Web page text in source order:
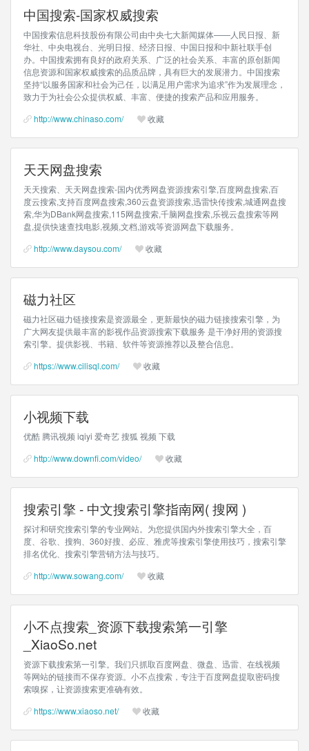
中国搜索-国家权威搜索
中国搜索信息科技股份有限公司由中央七大新闻媒体——人民日报、新
华社、中央电视台、光明日报、经济日报、中国日报和中新社联手创
办。中国搜索拥有良好的政府关系、广泛的社会关系、丰富的原创新闻
信息资源和国家权威搜索的品质品牌，具有巨大的发展潜力。中国搜索
坚持“以服务国家和社会为己任，以满足用户需求为追求”作为发展理念，
致力于为社会公众提供权威、丰富、便捷的搜索产品和应用服务。
http://www.chinaso.com/
收藏
天天网盘搜索
天天搜索、天天网盘搜索-国内优秀网盘资源搜索引擎,百度网盘搜索,百
度云搜索,支持百度网盘搜索,360云盘资源搜索,迅雷快传搜索,城通网盘搜
索,华为DBank网盘搜索,115网盘搜索,千脑网盘搜索,乐视云盘搜索等网
盘,提供快速查找电影,视频,文档,游戏等资源网盘下载服务。
http://www.daysou.com/
收藏
磁力社区
磁力社区磁力链接搜索是资源最全，更新最快的磁力链接搜索引擎，为
广大网友提供最丰富的影视作品资源搜索下载服务 是干净好用的资源搜
索引擎。提供影视、书籍、软件等资源推荐以及整合信息。
https://www.cilisql.com/
收藏
小视频下载
优酷 腾讯视频 iqiyi 爱奇艺 搜狐 视频 下载
http://www.downfi.com/video/
收藏
搜索引擎 - 中文搜索引擎指南网( 搜网 )
探讨和研究搜索引擎的专业网站。为您提供国内外搜索引擎大全，百
度、谷歌、搜狗、360好搜、必应、雅虎等搜索引擎使用技巧，搜索引擎
排名优化、搜索引擎营销方法与技巧。
http://www.sowang.com/
收藏
小不点搜索_资源下载搜索第一引擎
_XiaoSo.net
资源下载搜索第一引擎。我们只抓取百度网盘、微盘、迅雷、在线视频
等网站的链接而不保存资源。小不点搜索，专注于百度网盘提取密码搜
索嗅探，让资源搜索更准确有效。
https://www.xiaoso.net/
收藏